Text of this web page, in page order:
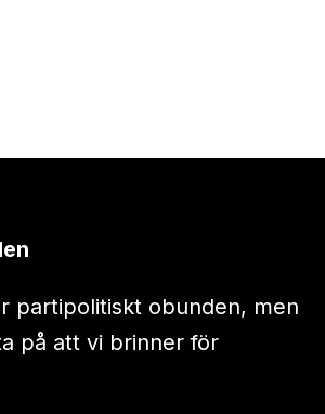
partipolitiskt obunden, men
på att vi brinner för